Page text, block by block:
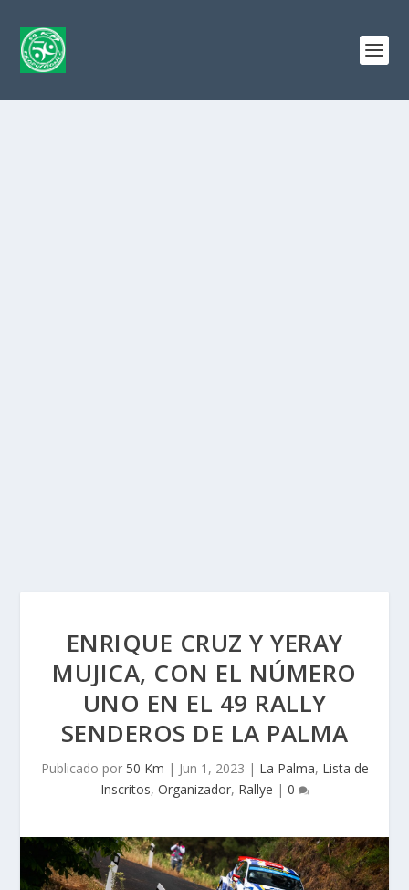
ENRIQUE CRUZ Y YERAY
MUJICA, CON EL NÚMERO
UNO EN EL 49 RALLY
SENDEROS DE LA PALMA
Publicado por 50 Km | Jun 1, 2023 | La Palma, Lista de
Inscritos, Organizador, Rallye | 0